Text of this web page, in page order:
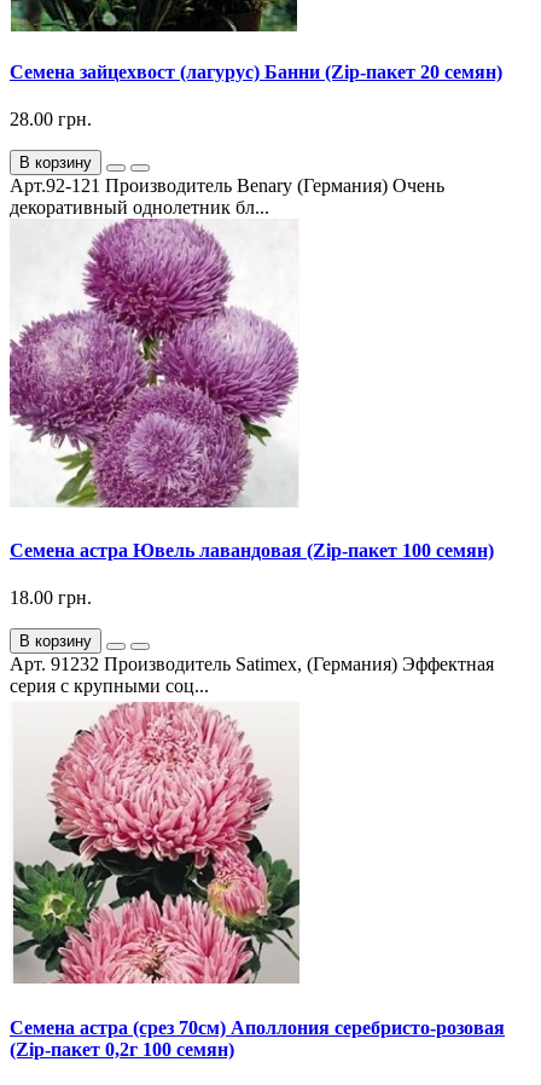
Семена зайцехвост (лагурус) Банни (Zip-пакет 20 семян)
28.00 грн.
В корзину
Арт.92-121 Производитель Benary (Германия) Очень
декоративный однолетник бл...
Семена астра Ювель лавандовая (Zip-пакет 100 семян)
18.00 грн.
В корзину
Арт. 91232 Производитель Satimex, (Германия) Эффектная
серия с крупными соц...
Семена астра (срез 70см) Аполлония серебристо-розовая
(Zip-пакет 0,2г 100 семян)